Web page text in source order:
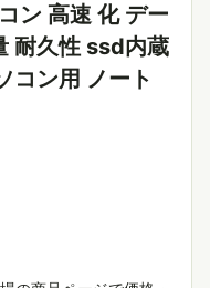
ン 高速 化 デー
耐久性 ssd内蔵
コン用 ノート